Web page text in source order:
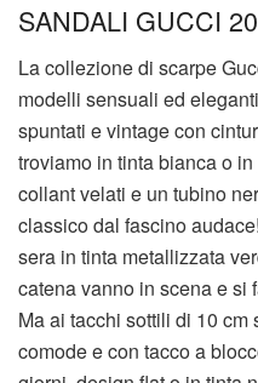
SANDALI GUCCI
La collezione di scarpe
modelli sensuali ed
spuntati e vintage con
troviamo in tinta bianca o in
collant velati e un tubino
classico dal fascino
sera in tinta metallizzata
catena vanno in scena e si
Ma ai tacchi sottili di 10 cm
comode e con tacco a